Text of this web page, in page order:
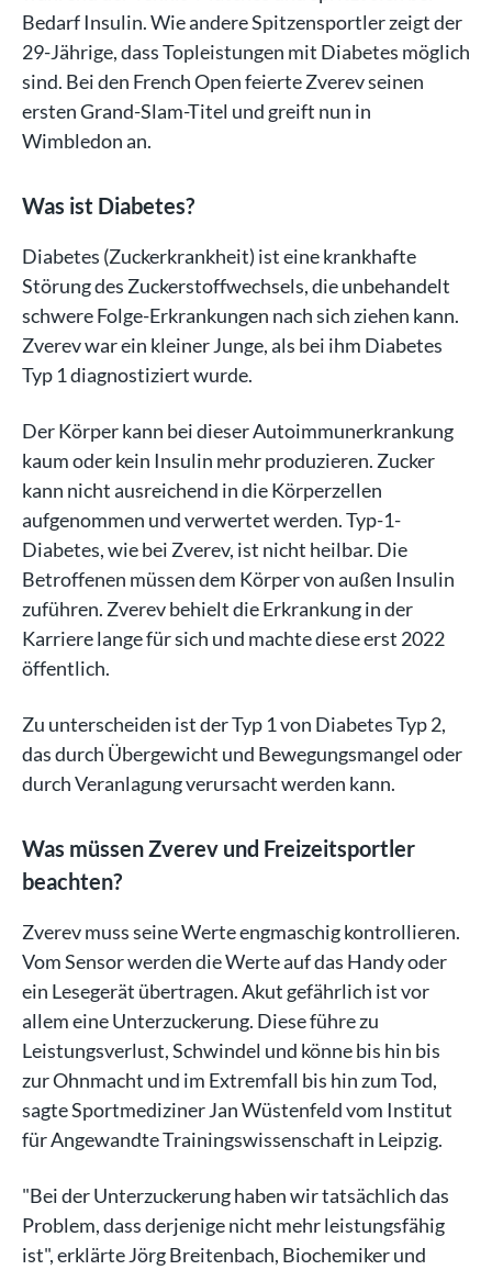
Bedarf Insulin. Wie andere Spitzensportler zeigt der
29-Jährige, dass Topleistungen mit Diabetes möglich
sind. Bei den French Open feierte Zverev seinen
ersten Grand-Slam-Titel und greift nun in
Wimbledon an.
Was ist Diabetes?
Diabetes (Zuckerkrankheit) ist eine krankhafte
Störung des Zuckerstoffwechsels, die unbehandelt
schwere Folge-Erkrankungen nach sich ziehen kann.
Zverev war ein kleiner Junge, als bei ihm Diabetes
Typ 1 diagnostiziert wurde.
Der Körper kann bei dieser Autoimmunerkrankung
kaum oder kein Insulin mehr produzieren. Zucker
kann nicht ausreichend in die Körperzellen
aufgenommen und verwertet werden. Typ-1-
Diabetes, wie bei Zverev, ist nicht heilbar. Die
Betroffenen müssen dem Körper von außen Insulin
zuführen. Zverev behielt die Erkrankung in der
Karriere lange für sich und machte diese erst 2022
öffentlich.
Zu unterscheiden ist der Typ 1 von Diabetes Typ 2,
das durch Übergewicht und Bewegungsmangel oder
durch Veranlagung verursacht werden kann.
Was müssen Zverev und Freizeitsportler
beachten?
Zverev muss seine Werte engmaschig kontrollieren.
Vom Sensor werden die Werte auf das Handy oder
ein Lesegerät übertragen. Akut gefährlich ist vor
allem eine Unterzuckerung. Diese führe zu
Leistungsverlust, Schwindel und könne bis hin bis
zur Ohnmacht und im Extremfall bis hin zum Tod,
sagte Sportmediziner Jan Wüstenfeld vom Institut
für Angewandte Trainingswissenschaft in Leipzig.
"Bei der Unterzuckerung haben wir tatsächlich das
Problem, dass derjenige nicht mehr leistungsfähig
ist", erklärte Jörg Breitenbach, Biochemiker und